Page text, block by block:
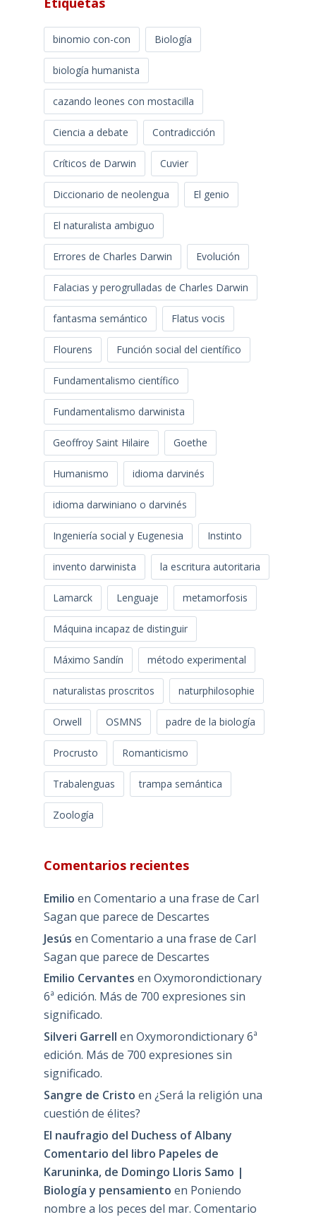
binomio con-con Biología
biología humanista
cazando leones con mostacilla
Ciencia a debate Contradicción
Críticos de Darwin Cuvier
Diccionario de neolengua El genio
El naturalista ambiguo
Errores de Charles Darwin Evolución
Falacias y perogrulladas de Charles Darwin
fantasma semántico Flatus vocis
Flourens Función social del científico
Fundamentalismo científico
Fundamentalismo darwinista
Geoffroy Saint Hilaire Goethe
Humanismo idioma darvinés
idioma darwiniano o darvinés
Ingeniería social y Eugenesia Instinto
invento darwinista la escritura autoritaria
Lamarck Lenguaje metamorfosis
Máquina incapaz de distinguir
Máximo Sandín método experimental
naturalistas proscritos naturphilosophie
Orwell OSMNS padre de la biología
Procrusto Romanticismo
Trabalenguas trampa semántica
Zoología
Comentarios recientes
Emilio en Comentario a una frase de Carl
Sagan que parece de Descartes
Jesús en Comentario a una frase de Carl
Sagan que parece de Descartes
Emilio Cervantes en Oxymorondictionary
6ª edición. Más de 700 expresiones sin
significado.
Silveri Garrell en Oxymorondictionary 6ª
edición. Más de 700 expresiones sin
significado.
Sangre de Cristo en ¿Será la religión una
cuestión de élites?
El naufragio del Duchess of Albany
Comentario del libro Papeles de
Karuninka, de Domingo Lloris Samo |
Biología y pensamiento en Poniendo
nombre a los peces del mar. Comentario